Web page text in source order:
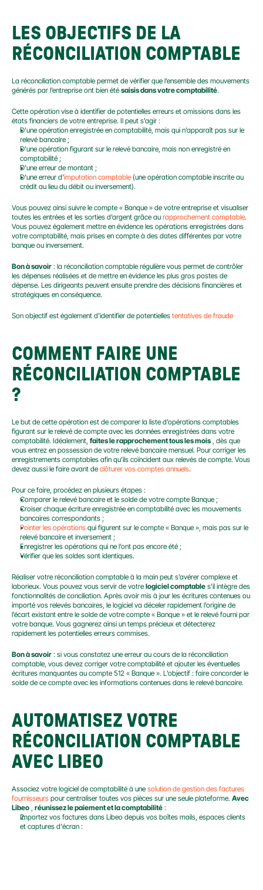
LES OBJECTIFS DE LA
RÉCONCILIATION COMPTABLE
La réconciliation comptable permet de vérifier que l’ensemble des mouvements
générés par l’entreprise ont bien été saisis dans votre comptabilité.
Cette opération vise à identifier de potentielles erreurs et omissions dans les
états financiers de votre entreprise. Il peut s’agir :
D’une opération enregistrée en comptabilité, mais qui n’apparaît pas sur le
relevé bancaire ;
D’une opération figurant sur le relevé bancaire, mais non enregistré en
comptabilité ;
D’une erreur de montant ;
D'une erreur d'imputation comptable (une opération comptable inscrite au
crédit au lieu du débit ou inversement).
Vous pouvez ainsi suivre le compte « Banque » de votre entreprise et visualiser
toutes les entrées et les sorties d’argent grâce au rapprochement comptable.
Vous pouvez également mettre en évidence les opérations enregistrées dans
votre comptabilité, mais prises en compte à des dates différentes par votre
banque ou inversement.
Bon à savoir : la réconciliation comptable régulière vous permet de contrôler
les dépenses réalisées et de mettre en évidence les plus gros postes de
dépense. Les dirigeants peuvent ensuite prendre des décisions financières et
stratégiques en conséquence.
Son objectif est également d’identifier de potentielles tentatives de fraude
COMMENT FAIRE UNE
RÉCONCILIATION COMPTABLE
?
Le but de cette opération est de comparer la liste d’opérations comptables
figurant sur le relevé de compte avec les données enregistrées dans votre
comptabilité. Idéalement, faites le rapprochement tous les mois , dès que
vous entrez en possession de votre relevé bancaire mensuel. Pour corriger les
enregistrements comptables afin qu’ils coïncident aux relevés de compte. Vous
devez aussi le faire avant de clôturer vos comptes annuels.
Pour ce faire, procédez en plusieurs étapes :
Comparer le relevé bancaire et le solde de votre compte Banque ;
Croiser chaque écriture enregistrée en comptabilité avec les mouvements
bancaires correspondants ;
Pointer les opérations qui figurent sur le compte « Banque », mais pas sur le
relevé bancaire et inversement ;
Enregistrer les opérations qui ne l’ont pas encore été ;
Vérifier que les soldes sont identiques.
Réaliser votre réconciliation comptable à la main peut s’avérer complexe et
laborieux. Vous pouvez vous servir de votre logiciel comptable s’il intègre des
fonctionnalités de conciliation. Après avoir mis à jour les écritures contenues ou
importé vos relevés bancaires, le logiciel va déceler rapidement l’origine de
l’écart existant entre le solde de votre compte « Banque » et le relevé fourni par
votre banque. Vous gagnerez ainsi un temps précieux et détecterez
rapidement les potentielles erreurs commises.
Bon à savoir : si vous constatez une erreur au cours de la réconciliation
comptable, vous devez corriger votre comptabilité et ajouter les éventuelles
écritures manquantes au compte 512 « Banque ». L’objectif : faire concorder le
solde de ce compte avec les informations contenues dans le relevé bancaire.
AUTOMATISEZ VOTRE
RÉCONCILIATION COMPTABLE
AVEC LIBEO
Associez votre logiciel de comptabilité à une solution de gestion des factures
fournisseurs pour centraliser toutes vos pièces sur une seule plateforme. Avec
Libeo , réunissez le paiement et la comptabilité :
Importez vos factures dans Libeo depuis vos boîtes mails, espaces clients
et captures d'écran :